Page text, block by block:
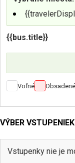
{{bus.title}}
Voľné Obsadené
VÝBER VSTUPENIEK
Vstupenky nie je